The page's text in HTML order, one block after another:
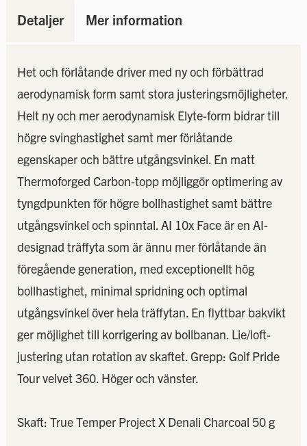
Detaljer Mer information
Het och förlåtande driver med ny och förbättrad
aerodynamisk form samt stora justeringsmöjligheter.
Helt ny och mer aerodynamisk Elyte-form bidrar till
högre svinghastighet samt mer förlåtande
egenskaper och bättre utgångsvinkel. En matt
Thermoforged Carbon-topp möjliggör optimering av
tyngdpunkten för högre bollhastighet samt bättre
utgångsvinkel och spinntal. AI 10x Face är en AI-
designad träffyta som är ännu mer förlåtande än
föregående generation, med exceptionellt hög
bollhastighet, minimal spridning och optimal
utgångsvinkel över hela träffytan. En flyttbar bakvikt
ger möjlighet till korrigering av bollbanan. Lie/loft-
justering utan rotation av skaftet. Grepp: Golf Pride
Tour velvet 360. Höger och vänster.
Skaft: True Temper Project X Denali Charcoal 50 g